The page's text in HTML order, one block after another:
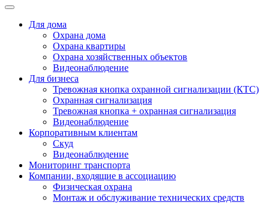
Для дома
Охрана дома
Охрана квартиры
Охрана хозяйственных объектов
Видеонаблюдение
Для бизнеса
Тревожная кнопка охранной сигнализации (КТС)
Охранная сигнализация
Тревожная кнопка + охранная сигнализация
Видеонаблюдение
Корпоративным клиентам
Скуд
Видеонаблюдение
Мониторинг транспорта
Компании, входящие в ассоциацию
Физическая охрана
Монтаж и обслуживание технических средств